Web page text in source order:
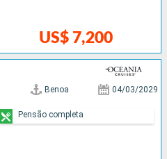
US$ 7,200
Benoa 04/03/2029
Pensão completa